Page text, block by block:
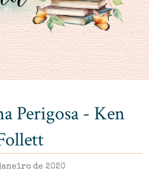
Perigosa - Ken
de 2020